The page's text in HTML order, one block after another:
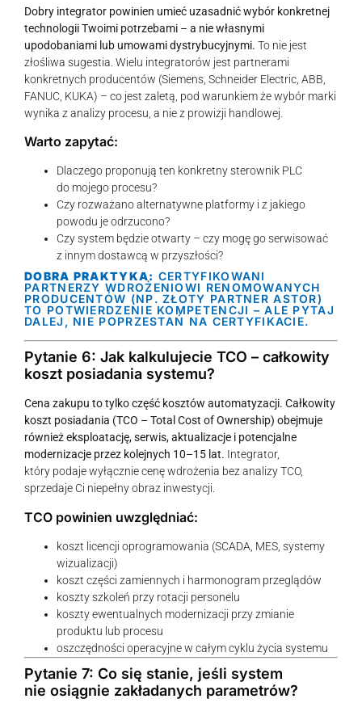
Dobry integrator powinien umieć uzasadnić wybór konkretnej
technologii Twoimi potrzebami – a nie własnymi
upodobaniami lub umowami dystrybucyjnymi. To nie jest
złośliwa sugestia. Wielu integratorów jest partnerami
konkretnych producentów (Siemens, Schneider Electric, ABB,
FANUC, KUKA) – co jest zaletą, pod warunkiem że wybór marki
wynika z analizy procesu, a nie z prowizji handlowej.
Warto zapytać:
Dlaczego proponują ten konkretny sterownik PLC
do mojego procesu?
Czy rozważano alternatywne platformy i z jakiego
powodu je odrzucono?
Czy system będzie otwarty – czy mogę go serwisować
z innym dostawcą w przyszłości?
DOBRA PRAKTYKA: CERTYFIKOWANI
PARTNERZY WDROŻENIOWI RENOMOWANYCH
PRODUCENTÓW (NP. ZŁOTY PARTNER ASTOR)
TO POTWIERDZENIE KOMPETENCJI – ALE PYTAJ
DALEJ, NIE POPRZESTAŃ NA CERTYFIKACIE.
Pytanie 6: Jak kalkulujecie TCO – całkowity
koszt posiadania systemu?
Cena zakupu to tylko część kosztów automatyzacji. Całkowity
koszt posiadania (TCO – Total Cost of Ownership) obejmuje
również eksploatację, serwis, aktualizacje i potencjalne
modernizacje przez kolejnych 10–15 lat. Integrator,
który podaje wyłącznie cenę wdrożenia bez analizy TCO,
sprzedaje Ci niepełny obraz inwestycji.
TCO powinien uwzględniać:
koszt licencji oprogramowania (SCADA, MES, systemy
wizualizacji)
koszt części zamiennych i harmonogram przeglądów
koszty szkoleń przy rotacji personelu
koszty ewentualnych modernizacji przy zmianie
produktu lub procesu
oszczędności operacyjne w całym cyklu życia systemu
Pytanie 7: Co się stanie, jeśli system
nie osiągnie zakładanych parametrów?